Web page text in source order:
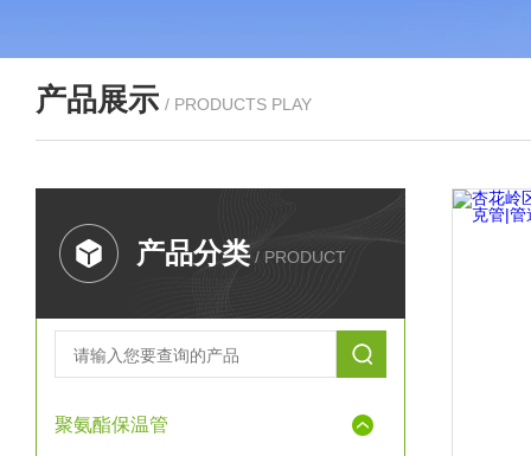
产品展示 / PRODUCTS PLAY
产品分类 / PRODUCT
聚氨酯保温管